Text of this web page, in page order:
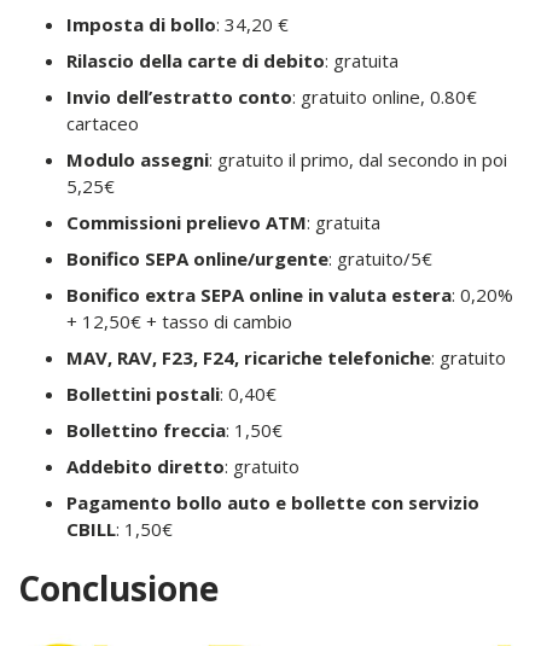
Imposta di bollo: 34,20 €
Rilascio della carte di debito: gratuita
Invio dell’estratto conto: gratuito online, 0.80€
cartaceo
Modulo assegni: gratuito il primo, dal secondo in poi
5,25€
Commissioni prelievo ATM: gratuita
Bonifico SEPA online/urgente: gratuito/5€
Bonifico extra SEPA online in valuta estera: 0,20%
+ 12,50€ + tasso di cambio
MAV, RAV, F23, F24, ricariche telefoniche: gratuito
Bollettini postali: 0,40€
Bollettino freccia: 1,50€
Addebito diretto: gratuito
Pagamento bollo auto e bollette con servizio
CBILL: 1,50€
Conclusione